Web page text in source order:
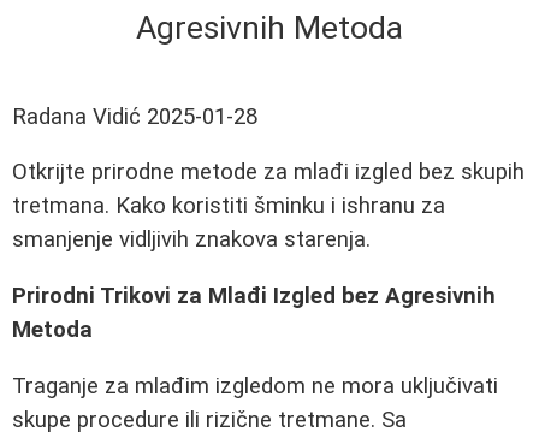
Agresivnih Metoda
Radana Vidić 2025-01-28
Otkrijte prirodne metode za mlađi izgled bez skupih
tretmana. Kako koristiti šminku i ishranu za
smanjenje vidljivih znakova starenja.
Prirodni Trikovi za Mlađi Izgled bez Agresivnih
Metoda
Traganje za mlađim izgledom ne mora uključivati
skupe procedure ili rizične tretmane. Sa